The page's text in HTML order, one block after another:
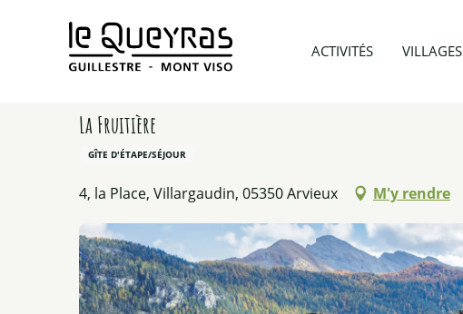
ACTIVITÉS VILLAGES
Accueil Préparer mon voyage Hébergements
La Fruitière
GÎTE D'ÉTAPE/SÉJOUR
4, la Place, Villargaudin, 05350 Arvieux M'y rendre